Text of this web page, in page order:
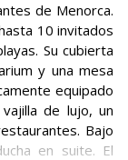
de Menorca.
10 invitados
Su cubierta
y una mesa
equipado
de lujo, un
Bajo
en suite. El